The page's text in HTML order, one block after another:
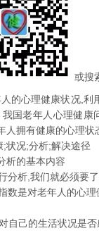
康
况
分
析
及
决
途
或搜
的心理健康状况,利
国老年人心理健
人拥有健康的心理状
况;分析;解决途径
析的基本内容
析,我们就必须要
是对老年人的心理
己的生活状况是